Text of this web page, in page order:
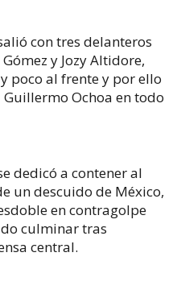
con tres delanteros
y Jozy Altidore,
poco al frente y por ello
Ochoa en todo
dedicó a contener al
un descuido de México,
en contragolpe
culminar tras
central.